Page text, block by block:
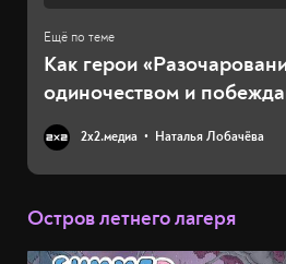
Как герои
одиночеством и
2х2.медиа Наталья Лобачёва
Остров летнего лагеря